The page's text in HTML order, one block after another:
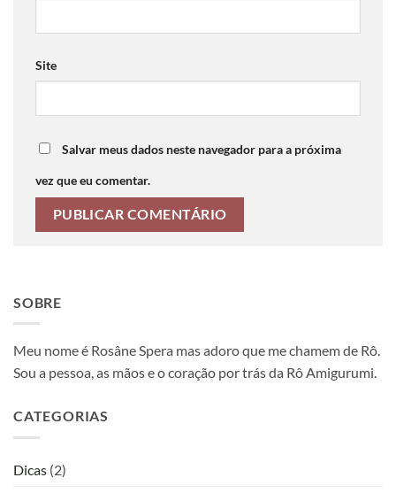
SOBRE
Meu nome é Rosâne Spera mas adoro que me chamem de Rô.
Sou a pessoa, as mãos e o coração por trás da Rô Amigurumi.
CATEGORIAS
Dicas (2)
Site
Salvar meus dados neste navegador para a próxima
vez que eu comentar.